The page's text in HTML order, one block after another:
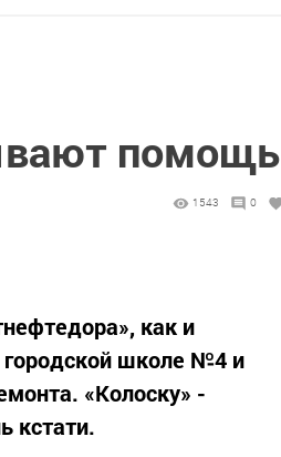
помощь
1543 0
как и
городской школе №4 и
«Колоску» -
кстати.